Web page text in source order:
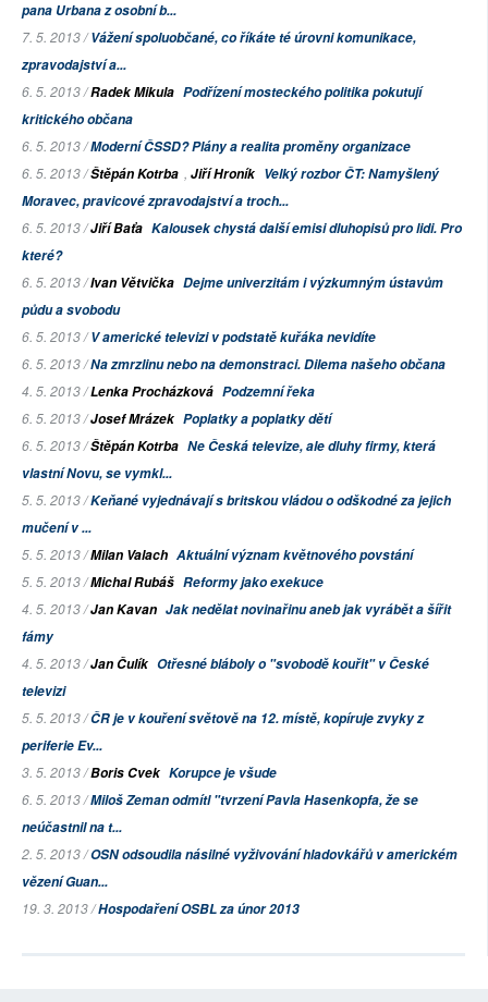
pana Urbana z osobní b...
7. 5. 2013 /Vážení spoluobčané, co říkáte té úrovni komunikace,
zpravodajství a...
6. 5. 2013 /Radek Mikula Podřízení mosteckého politika pokutují
kritického občana
6. 5. 2013 /Moderní ČSSD? Plány a realita proměny organizace
6. 5. 2013 /Štěpán Kotrba , Jiří Hroník Velký rozbor ČT: Namyšlený
Moravec, pravicové zpravodajství a troch...
6. 5. 2013 /Jiří Baťa Kalousek chystá další emisi dluhopisů pro lidi. Pro
které?
6. 5. 2013 /Ivan Větvička Dejme univerzitám i výzkumným ústavům
půdu a svobodu
6. 5. 2013 /V americké televizi v podstatě kuřáka nevidíte
6. 5. 2013 /Na zmrzlinu nebo na demonstraci. Dilema našeho občana
4. 5. 2013 /Lenka Procházková Podzemní řeka
6. 5. 2013 /Josef Mrázek Poplatky a poplatky dětí
6. 5. 2013 /Štěpán Kotrba Ne Česká televize, ale dluhy firmy, která
vlastní Novu, se vymkl...
5. 5. 2013 /Keňané vyjednávají s britskou vládou o odškodné za jejich
mučení v ...
5. 5. 2013 /Milan Valach Aktuální význam květnového povstání
5. 5. 2013 /Michal Rubáš Reformy jako exekuce
4. 5. 2013 /Jan Kavan Jak nedělat novinařinu aneb jak vyrábět a šířit
fámy
4. 5. 2013 /Jan Čulík Otřesné bláboly o "svobodě kouřit" v České
televizi
5. 5. 2013 /ČR je v kouření světově na 12. místě, kopíruje zvyky z
periferie Ev...
3. 5. 2013 /Boris Cvek Korupce je všude
6. 5. 2013 /Miloš Zeman odmítl "tvrzení Pavla Hasenkopfa, že se
neúčastnil na t...
2. 5. 2013 /OSN odsoudila násilné vyživování hladovkářů v americkém
vězení Guan...
19. 3. 2013 /Hospodaření OSBL za únor 2013